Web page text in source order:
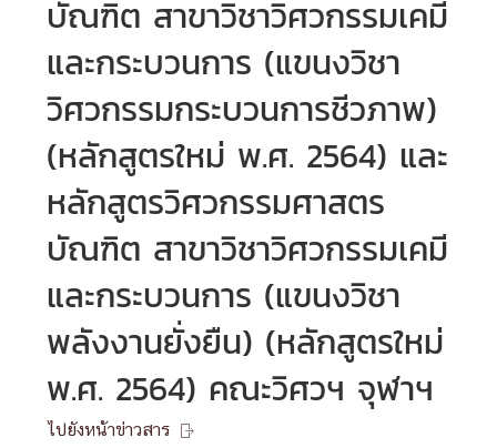
บัณฑิต สาขาวิชาวิศวกรรมเคมี
และกระบวนการ (แขนงวิชา
วิศวกรรมกระบวนการชีวภาพ)
(หลักสูตรใหม่ พ.ศ. 2564) และ
หลักสูตรวิศวกรรมศาสตร
บัณฑิต สาขาวิชาวิศวกรรมเคมี
และกระบวนการ (แขนงวิชา
พลังงานยั่งยืน) (หลักสูตรใหม่
พ.ศ. 2564) คณะวิศวฯ จุฬาฯ
ไปยังหน้าข่าวสาร 